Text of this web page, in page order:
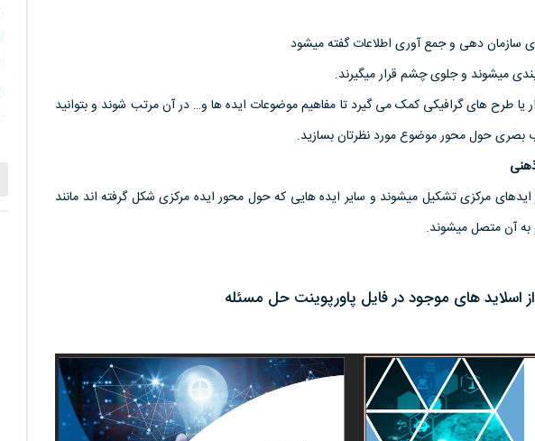
سازمان دهی و جمع آوری اطلاعات گفته میشود
میشوند و جلوی چشم قرار میگیرند.
یا طرح های گرافیکی کمک می گیرد تا مفاهیم موضوعات ایده ها و… در آن مرتب شوند و بتوانید
بصری حول محور موضوع مورد نظرتان بسازید.
مرکزی تشکیل میشوند و سایر ایده هایی که حول محور ایده مرکزی شکل گرفته اند مانند
آن متصل میشوند.
اسلاید های موجود در فایل پاورپوینت حل مسئله